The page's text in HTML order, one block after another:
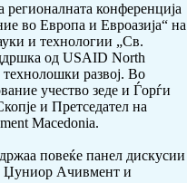
конференција
во Европа и Евроазија“ на
и технологии „Св.
од USAID North
развој. Во
учество зеде и Ѓорѓи
и Претседател на
Macedonia.
повеќе панел дискусии
Џуниор Ачивмент и